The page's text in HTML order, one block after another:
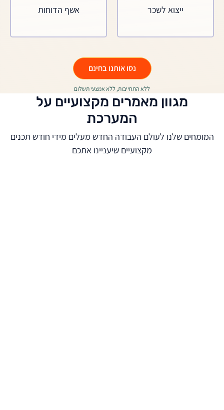
ייצוא לשכר אשף הדוחות
נסו אותנו בחינם
ללא התחייבות, ללא אמצעי תשלום
מגוון מאמרים מקצועיים על
המערכת
המומחים שלנו לעולם העבודה החדש מעלים מידי חודש תכנים
מקצועיים שיעניינו אתכם